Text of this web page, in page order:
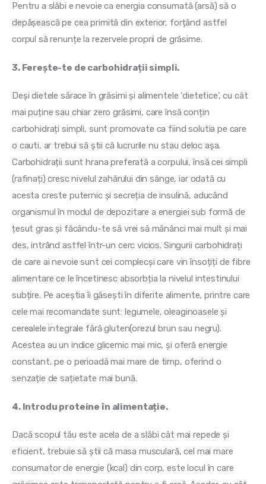
Pentru a slăbi e nevoie ca energia consumată (arsă) să o
depășească pe cea primită din exterior, forțând astfel
corpul să renunțe la rezervele proprii de grăsime.
3. Ferește-te de carbohidrații simpli.
Deși dietele sărace în grăsimi și alimentele ‘dietetice’, cu cât
mai puține sau chiar zero grăsimi, care însă conțin
carbohidrați simpli, sunt promovate ca fiind solutia pe care
o cauti, ar trebui să știi că lucrurile nu stau deloc așa.
Carbohidrații sunt hrana preferată a corpului, însă cei simpli
(rafinați) cresc nivelul zahărului din sânge, iar odată cu
acesta creste puternic și secreția de insulină, aducând
organismul în modul de depozitare a energiei sub formă de
țesut gras și făcându-te să vrei să mănânci mai mult și mai
des, intrând astfel într-un cerc vicios. Singurii carbohidrați
de care ai nevoie sunt cei complecși care vin însoțiți de fibre
alimentare ce le încetinesc absorbția la nivelul intestinului
subțire. Pe aceștia îi găsești în diferite alimente, printre care
cele mai recomandate sunt: legumele, oleaginoasele și
cerealele integrale fără gluten(orezul brun sau negru).
Acestea au un indice glicemic mai mic, și oferă energie
constant, pe o perioadă mai mare de timp, oferind o
senzație de sațietate mai bună.
4. Introdu proteine în alimentație.
Dacă scopul tău este acela de a slăbi cât mai repede și
eficient, trebuie să știi că masa musculară, cel mai mare
consumator de energie (kcal) din corp, este locul în care